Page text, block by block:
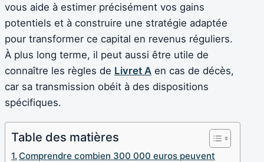
vous aide à estimer précisément vos gains
potentiels et à construire une stratégie adaptée
pour transformer ce capital en revenus réguliers.
À plus long terme, il peut aussi être utile de
connaître les règles de Livret A en cas de décès,
car sa transmission obéit à des dispositions
spécifiques.
Table des matières
Comprendre combien 300 000 euros peuvent